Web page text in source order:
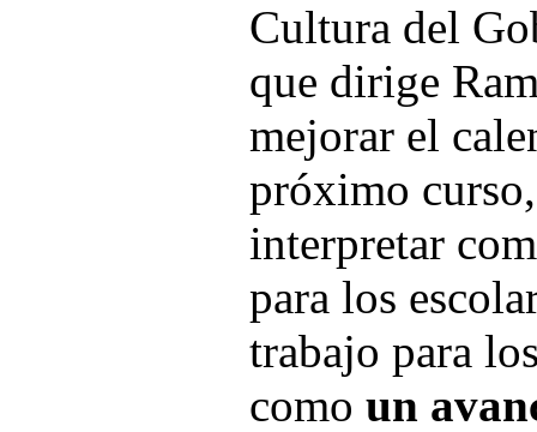
Cultura del
que dirige
mejorar el
próximo
interpretar
para los
trabajo para
como un